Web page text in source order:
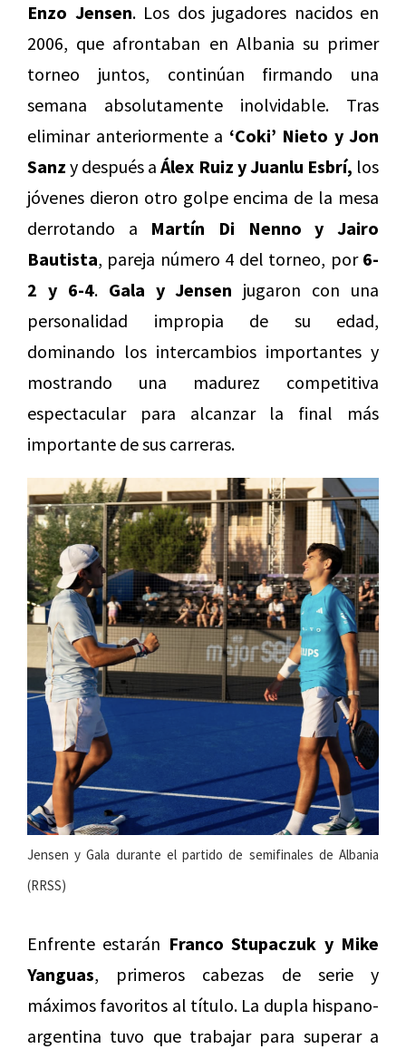
Enzo Jensen. Los dos jugadores nacidos en
2006, que afrontaban en Albania su primer
torneo juntos, continúan firmando una
semana absolutamente inolvidable. Tras
eliminar anteriormente a ‘Coki’ Nieto y Jon
Sanz y después aÁlex Ruiz y Juanlu Esbrí, los
jóvenes dieron otro golpe encima de la mesa
derrotando a Martín Di Nenno y Jairo
Bautista, pareja número 4 del torneo, por 6-
2 y 6-4. Gala y Jensen jugaron con una
personalidad impropia de su edad,
dominando los intercambios importantes y
mostrando una madurez competitiva
espectacular para alcanzar la final más
importante de sus carreras.
Jensen y Gala durante el partido de semifinales de Albania
(RRSS)
Enfrente estarán Franco Stupaczuk y Mike
Yanguas, primeros cabezas de serie y
máximos favoritos al título. La dupla hispano-
argentina tuvo que trabajar para superar a